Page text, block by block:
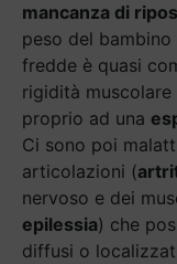
mancanza di
peso del
fredde è quasi
rigidità
proprio ad una
Ci sono poi
articolazioni (
nervoso e dei
epilessia) che
diffusi o